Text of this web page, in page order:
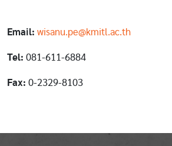
Email: wisanu.pe@kmitl.ac.th
Tel: 081-611-6884
Fax: 0-2329-8103